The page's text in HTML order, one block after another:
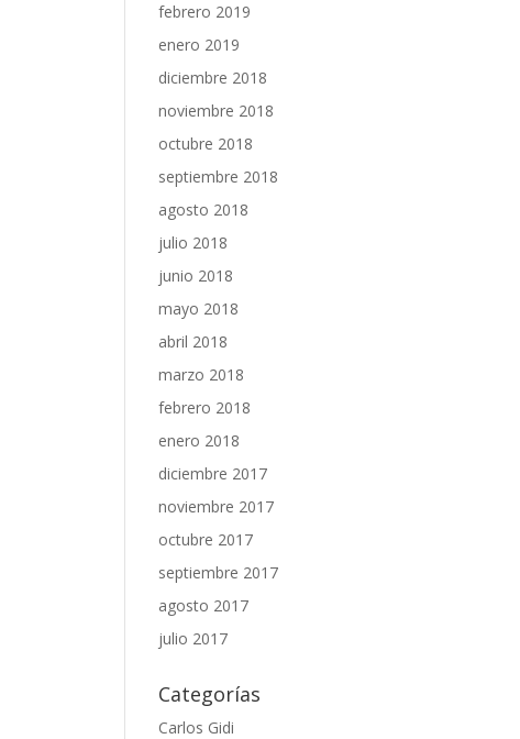
febrero 2019
enero 2019
diciembre 2018
noviembre 2018
octubre 2018
septiembre 2018
agosto 2018
julio 2018
junio 2018
mayo 2018
abril 2018
marzo 2018
febrero 2018
enero 2018
diciembre 2017
noviembre 2017
octubre 2017
septiembre 2017
agosto 2017
julio 2017
Categorías
Carlos Gidi